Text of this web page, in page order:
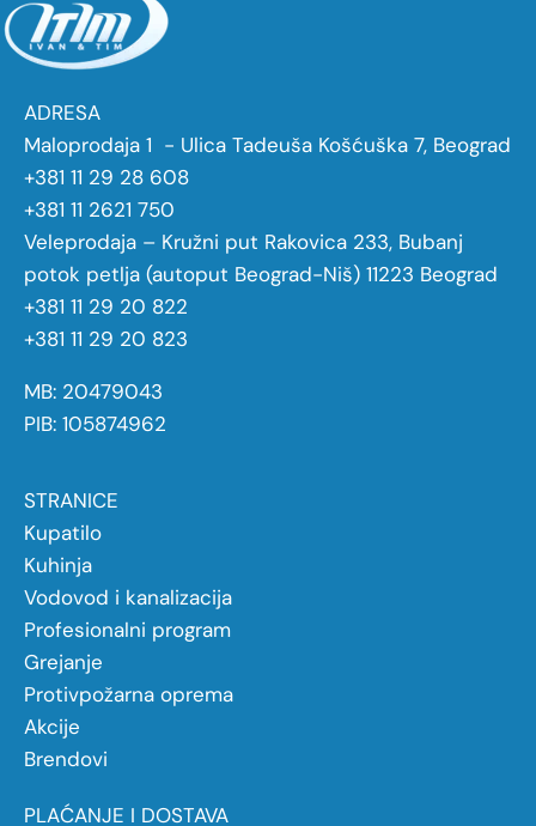
ADRESA
Maloprodaja 1 - Ulica Tadeuša Košćuška 7, Beograd
+381 11 29 28 608
+381 11 2621 750
Veleprodaja – Kružni put Rakovica 233, Bubanj
potok petlja (autoput Beograd-Niš) 11223 Beograd
+381 11 29 20 822
+381 11 29 20 823
MB: 20479043
PIB: 105874962
STRANICE
Kupatilo
Kuhinja
Vodovod i kanalizacija
Profesionalni program
Grejanje
Protivpožarna oprema
Akcije
Brendovi
PLAĆANJE I DOSTAVA